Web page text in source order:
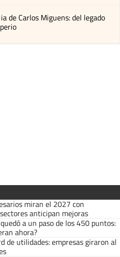
de Carlos Miguens: del legado
miran el 2027 con
anticipan mejoras
a un paso de los 450 puntos:
ahora?
de utilidades: empresas giraron al